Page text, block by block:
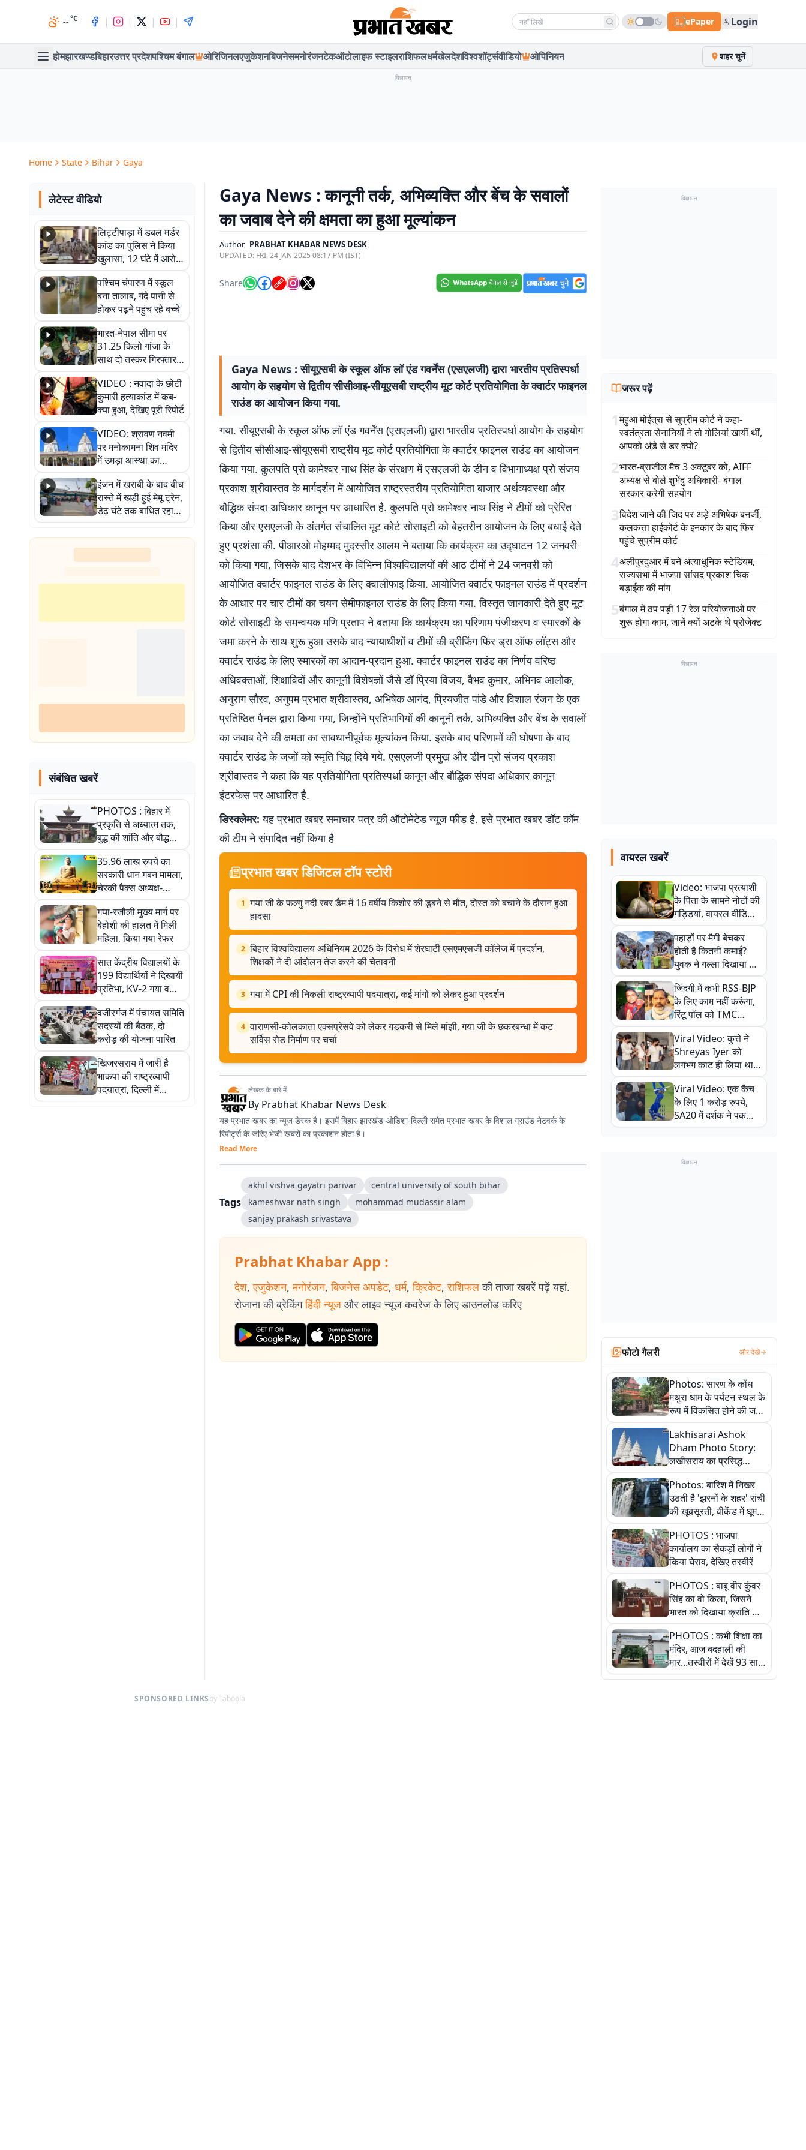
--°C | | | | Search news ePaper Login
होमझारखण्डबिहारउत्तर प्रदेशपश्चिम बंगाल ओरिजिनलएजुकेशनबिजनेसमनोरंजनटेकऑटोलाइफ स्टाइलराशिफलधर्मखेलदेशविश्वशॉर्ट्सवीडियो ओपिनियन शहर चुनें
विज्ञापन
Home State Bihar Gaya
लेटेस्ट वीडियो
लिट्टीपाड़ा में डबल मर्डर
कांड का पुलिस ने किया
खुलासा, 12 घंटे में आरोपी
गिरफ्तार
पश्चिम चंपारण में स्कूल
बना तालाब, गंदे पानी से
होकर पढ़ने पहुंच रहे बच्चे
भारत-नेपाल सीमा पर
31.25 किलो गांजा के
साथ दो तस्कर गिरफ्तार,
नेपाली नंबर की बाइक
जब्त
VIDEO : नवादा के छोटी
कुमारी हत्याकांड में कब-
क्या हुआ, देखिए पूरी रिपोर्ट
VIDEO: श्रावण नवमी
पर मनोकामना शिव मंदिर
में उमड़ा आस्था का
सैलाब, हर-हर महादेव के
जयघोष से गूंजा परिसर
इंजन में खराबी के बाद बीच
रास्ते में खड़ी हुई मेमू ट्रेन,
डेढ़ घंटे तक बाधित रहा
आवागमन
संबंधित खबरें
PHOTOS : बिहार में
प्रकृति से अध्यात्म तक,
बुद्ध की शांति और बौद्ध
संस्कृति के रंगों में सजा
खूबसूरत शहर बोधगया
35.96 लाख रुपये का
सरकारी धान गबन मामला,
चेरकी पैक्स अध्यक्ष-
प्रबंधक पर एफआइआर
गया-रजौली मुख्य मार्ग पर
बेहोशी की हालत में मिली
महिला, किया गया रेफर
सात केंद्रीय विद्यालयों के
199 विद्यार्थियों ने दिखायी
प्रतिभा, KV-2 गया व
औरंगाबाद अव्वल
वजीरगंज में पंचायत समिति
सदस्यों की बैठक, दो
करोड़ की योजना पारित
खिजरसराय में जारी है
भाकपा की राष्ट्रव्यापी
पदयात्रा, दिल्ली में
आयोजित रैली में शामिल
Gaya News : कानूनी तर्क, अभिव्यक्ति और बेंच के सवालों
का जवाब देने की क्षमता का हुआ मूल्यांकन
Author PRABHAT KHABAR NEWS DESK
UPDATED: FRI, 24 JAN 2025 08:17 PM (IST)
Share
Gaya News : सीयूएसबी के स्कूल ऑफ लॉ एंड गवर्नेंस (एसएलजी) द्वारा भारतीय प्रतिस्पर्धा
आयोग के सहयोग से द्वितीय सीसीआइ-सीयूएसबी राष्ट्रीय मूट कोर्ट प्रतियोगिता के क्वार्टर फाइनल
राउंड का आयोजन किया गया.
गया. सीयूएसबी के स्कूल ऑफ लॉ एंड गवर्नेंस (एसएलजी) द्वारा भारतीय प्रतिस्पर्धा आयोग के सहयोग
से द्वितीय सीसीआइ-सीयूएसबी राष्ट्रीय मूट कोर्ट प्रतियोगिता के क्वार्टर फाइनल राउंड का आयोजन
किया गया. कुलपति प्रो कामेश्वर नाथ सिंह के संरक्षण में एसएलजी के डीन व विभागाध्यक्ष प्रो संजय
प्रकाश श्रीवास्तव के मार्गदर्शन में आयोजित राष्ट्रस्तरीय प्रतियोगिता बाजार अर्थव्यवस्था और
बौद्धिक संपदा अधिकार कानून पर आधारित है. कुलपति प्रो कामेश्वर नाथ सिंह ने टीमों को प्रेरित
किया और एसएलजी के अंतर्गत संचालित मूट कोर्ट सोसाइटी को बेहतरीन आयोजन के लिए बधाई देते
हुए प्रशंसा की. पीआरओ मोहम्मद मुदस्सीर आलम ने बताया कि कार्यक्रम का उद्घाटन 12 जनवरी
को किया गया, जिसके बाद देशभर के विभिन्न विश्वविद्यालयों की आठ टीमों ने 24 जनवरी को
आयोजित क्वार्टर फाइनल राउंड के लिए क्वालीफाइ किया. आयोजित क्वार्टर फाइनल राउंड में प्रदर्शन
के आधार पर चार टीमों का चयन सेमीफाइनल राउंड के लिए किया गया. विस्तृत जानकारी देते हुए मूट
कोर्ट सोसाइटी के समन्वयक मणि प्रताप ने बताया कि कार्यक्रम का परिणाम पंजीकरण व स्मारकों के
जमा करने के साथ शुरू हुआ उसके बाद न्यायाधीशों व टीमों की ब्रीफिंग फिर ड्रा ऑफ लॉट्स और
क्वार्टर राउंड के लिए स्मारकों का आदान-प्रदान हुआ. क्वार्टर फाइनल राउंड का निर्णय वरिष्ठ
अधिवक्ताओं, शिक्षाविदों और कानूनी विशेषज्ञों जैसे डॉ प्रिया विजय, वैभव कुमार, अभिनव आलोक,
अनुराग सौरव, अनुपम प्रभात श्रीवास्तव, अभिषेक आनंद, प्रियजीत पांडे और विशाल रंजन के एक
प्रतिष्ठित पैनल द्वारा किया गया, जिन्होंने प्रतिभागियों की कानूनी तर्क, अभिव्यक्ति और बेंच के सवालों
का जवाब देने की क्षमता का सावधानीपूर्वक मूल्यांकन किया. इसके बाद परिणामों की घोषणा के बाद
क्वार्टर राउंड के जजों को स्मृति चिह्न दिये गये. एसएलजी प्रमुख और डीन प्रो संजय प्रकाश
श्रीवास्तव ने कहा कि यह प्रतियोगिता प्रतिस्पर्धा कानून और बौद्धिक संपदा अधिकार कानून
इंटरफेस पर आधारित है.
डिस्क्लेमर: यह प्रभात खबर समाचार पत्र की ऑटोमेटेड न्यूज फीड है. इसे प्रभात खबर डॉट कॉम
की टीम ने संपादित नहीं किया है
प्रभात खबर डिजिटल टॉप स्टोरी
1 गया जी के फल्गु नदी रबर डैम में 16 वर्षीय किशोर की डूबने से मौत, दोस्त को बचाने के दौरान हुआ
हादसा
2 बिहार विश्वविद्यालय अधिनियम 2026 के विरोध में शेरघाटी एसएमएसजी कॉलेज में प्रदर्शन,
शिक्षकों ने दी आंदोलन तेज करने की चेतावनी
3 गया में CPI की निकली राष्ट्रव्यापी पदयात्रा, कई मांगों को लेकर हुआ प्रदर्शन
4 वाराणसी-कोलकाता एक्सप्रेसवे को लेकर गडकरी से मिले मांझी, गया जी के छकरबन्धा में कट
सर्विस रोड निर्माण पर चर्चा
लेखक के बारे में
By Prabhat Khabar News Desk
यह प्रभात खबर का न्यूज डेस्क है। इसमें बिहार-झारखंड-ओडिशा-दिल्‍ली समेत प्रभात खबर के विशाल ग्राउंड नेटवर्क के
रिपोर्ट्स के जरिए भेजी खबरों का प्रकाशन होता है।
Read More
Tags
akhil vishva gayatri parivar
central university of south bihar
kameshwar nath singh
mohammad mudassir alam
sanjay prakash srivastava
Prabhat Khabar App :
देश, एजुकेशन, मनोरंजन, बिजनेस अपडेट, धर्म, क्रिकेट, राशिफल की ताजा खबरें पढ़ें यहां.
रोजाना की ब्रेकिंग हिंदी न्यूज और लाइव न्यूज कवरेज के लिए डाउनलोड करिए
विज्ञापन
जरूर पढ़ें
1महुआ मोईत्रा से सुप्रीम कोर्ट ने कहा-
स्वतंत्रता सेनानियों ने तो गोलियां खायीं थीं,
आपको अंडे से डर क्यों?
2भारत-ब्राजील मैच 3 अक्टूबर को, AIFF
अध्यक्ष से बोले शुभेंदु अधिकारी- बंगाल
सरकार करेगी सहयोग
3विदेश जाने की जिद पर अड़े अभिषेक बनर्जी,
कलकत्ता हाईकोर्ट के इनकार के बाद फिर
पहुंचे सुप्रीम कोर्ट
4अलीपुरदुआर में बने अत्याधुनिक स्टेडियम,
राज्यसभा में भाजपा सांसद प्रकाश चिक
बड़ाईक की मांग
5बंगाल में ठप पड़ी 17 रेल परियोजनाओं पर
शुरू होगा काम, जानें क्यों अटके थे प्रोजेक्ट
विज्ञापन
वायरल खबरें
Video: भाजपा प्रत्याशी
के पिता के सामने नोटों की
गड्डियां, वायरल वीडियो
से राजनीति में उबाल,
अजित महतो बोले- TMC
की गंदी चाल
पहाड़ों पर मैगी बेचकर
होती है कितनी कमाई?
युवक ने गल्ला दिखाया तो
नौकरी वालों के खड़े हो गए
कान
जिंदगी में कभी RSS-BJP
के लिए काम नहीं करूंगा,
रिंटू पॉल को TMC
ऑफिस में ले जाकर पीटा,
Video वायरल
Viral Video: कुत्ते ने
Shreyas Iyer को
लगभग काट ही लिया था,
न्यूजीलैंड सीरीज से पहले
बाल-बाल बचे
Viral Video: एक कैच
के लिए 1 करोड़ रुपये,
SA20 में दर्शक ने पकड़ा
एक हाथ से गजब का कैच
विज्ञापन
फोटो गैलरी और देखें
Photos: सारण के कोंध
मथुरा धाम के पर्यटन स्थल के
रूप में विकसित होने की जगी
आस, 9 तस्वीरों में देखें पूरी
कहानी
Lakhisarai Ashok
Dham Photo Story:
लखीसराय का प्रसिद्ध
अशोक धाम—आस्था,
श्रृंगार, अनुष्ठान और
अलौकिक संध्या आरती के
विहंगम दृश्य
Photos: बारिश में निखर
उठती है 'झरनों के शहर' रांची
की खूबसूरती, वीकेंड में घूम
आएं ये 5 वादियां
PHOTOS : भाजपा
कार्यालय का सैकड़ों लोगों ने
किया घेराव, देखिए तस्वीरें
PHOTOS : बाबू वीर कुंवर
सिंह का वो किला, जिसने
भारत को दिखाया क्रांति का
रास्ता: तस्वीरों में देखिए
PHOTOS : कभी शिक्षा का
मंदिर, आज बदहाली की
मार...तस्वीरों में देखें 93 साल
पुराने इस हाई स्कूल की
SPONSORED LINKSby Taboola